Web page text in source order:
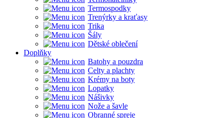
Termospodky
Trenýrky a kraťasy
Trika
Šály
Dětské oblečení
Doplňky
Batohy a pouzdra
Celty a plachty
Krémy na boty
Lopatky
Nášivky
Nože a šavle
Obranné spreje